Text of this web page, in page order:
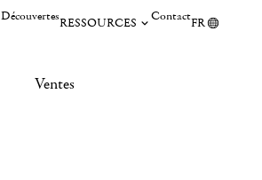
DécouvertesRESSOURCES ContactFR
Ventes